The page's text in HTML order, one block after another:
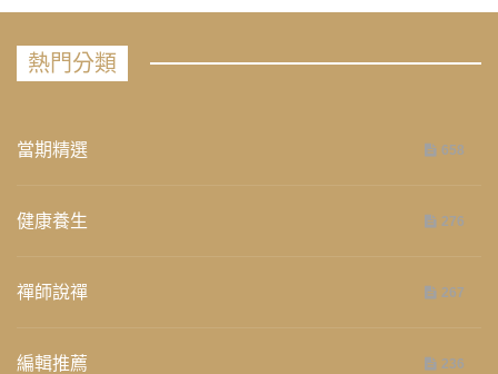
熱門分類
當期精選 658
健康養生 276
禪師說禪 267
編輯推薦 236